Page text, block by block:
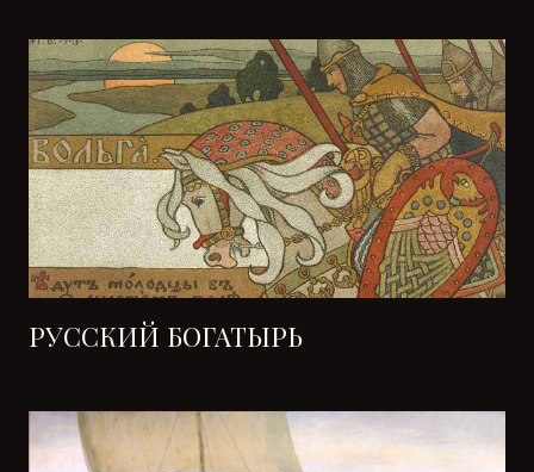
РУССКИЙ БОГАТЫРЬ